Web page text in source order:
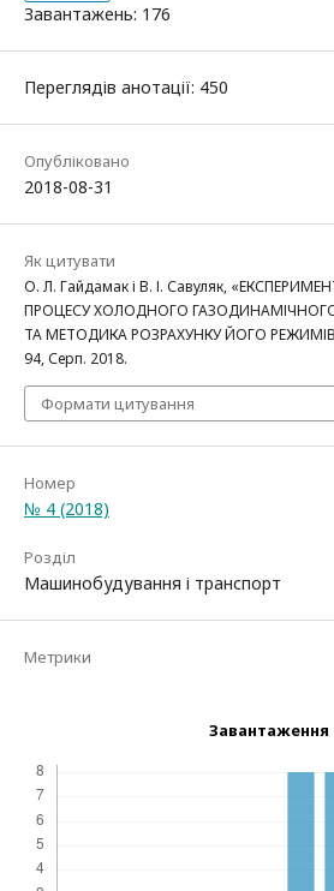
Завантажень: 176
Переглядів анотації: 450
Опубліковано
2018-08-31
Як цитувати
О. Л. Гайдамак і В. І. Савуляк,
ПРОЦЕСУ ХОЛОДНОГО
ТА МЕТОДИКА РОЗРАХУНКУ ЙОГО
94, Серп. 2018.
Формати цитування
Номер
№ 4 (2018)
Розділ
Машинобудування і транспорт
Метрики
Завантаження